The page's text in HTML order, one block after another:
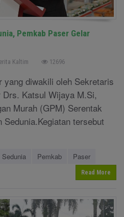
Pemkab Paser Gelar
Kaltim 12696
yang diwakili oleh Sekretaris
Katsul Wijaya M.Si,
Murah (GPM) Serentak
tersebut
Sedunia Pemkab
Paser
Read More